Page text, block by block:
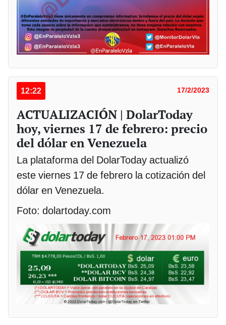
12:22 17/2/2023
ACTUALIZACIÓN | DolarToday
hoy, viernes 17 de febrero: precio
del dólar en Venezuela
La plataforma del DolarToday actualizó
este viernes 17 de febrero la cotización del
dólar en Venezuela.
Foto: dolartoday.com